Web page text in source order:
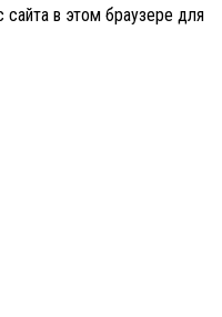
в этом браузере для